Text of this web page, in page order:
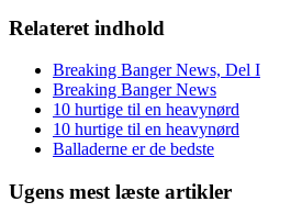
Relateret indhold
Breaking Banger News, Del I
Breaking Banger News
10 hurtige til en heavynørd
10 hurtige til en heavynørd
Balladerne er de bedste
Ugens mest læste artikler